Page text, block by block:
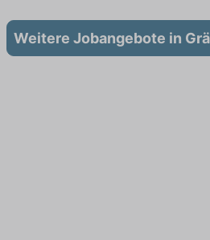
Weitere Jobangebote in